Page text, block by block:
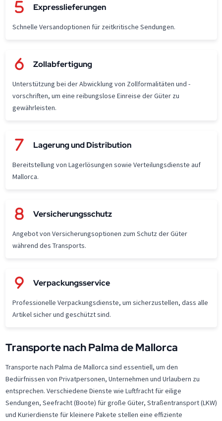
Expresslieferungen
Schnelle Versandoptionen für zeitkritische Sendungen.
Zollabfertigung
Unterstützung bei der Abwicklung von Zollformalitäten und -
vorschriften, um eine reibungslose Einreise der Güter zu
gewährleisten.
Lagerung und Distribution
Bereitstellung von Lagerlösungen sowie Verteilungsdienste auf
Mallorca.
Versicherungsschutz
Angebot von Versicherungsoptionen zum Schutz der Güter
während des Transports.
Verpackungsservice
Professionelle Verpackungsdienste, um sicherzustellen, dass alle
Artikel sicher und geschützt sind.
Transporte nach Palma de Mallorca
Transporte nach Palma de Mallorca sind essentiell, um den
Bedürfnissen von Privatpersonen, Unternehmen und Urlaubern zu
entsprechen. Verschiedene Dienste wie Luftfracht für eilige
Sendungen, Seefracht (Boote) für große Güter, Straßentransport (LKW)
und Kurierdienste für kleinere Pakete stellen eine effiziente